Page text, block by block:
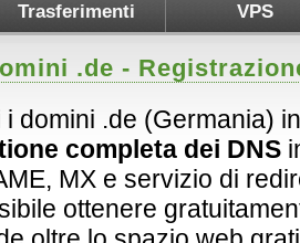
Trasferimenti VPS
.de -
i domini .de (Germania)
completa dei DNS
MX e servizio di
ottenere